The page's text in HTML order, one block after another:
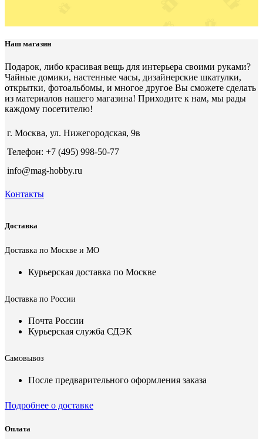
Наш магазин
Подарок, либо красивая вещь для интерьера своими руками?
Чайные домики, настенные часы, дизайнерские шкатулки,
открытки, фотоальбомы, и многое другое Вы сможете сделать
из материалов нашего магазина! Приходите к нам, мы рады
каждому посетителю!
г. Москва, ул. Нижегородская, 9в
Телефон: +7 (495) 998-50-77
info@mag-hobby.ru
Контакты
Доставка
Доставка по Москве и МО
Курьерская доставка по Москве
Доставка по России
Почта России
Курьерская служба СДЭК
Самовывоз
После предварительного оформления заказа
Подробнее о доставке
Оплата